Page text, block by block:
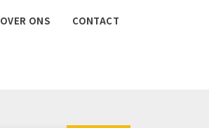
OVER ONS CONTACT